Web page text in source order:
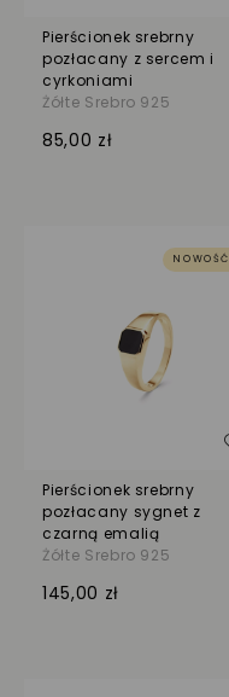
Pierścionek srebrny
pozłacany z sercem i
cyrkoniami
Żółte Srebro 925
85,00 zł
NOWOŚĆ
Pierścionek srebrny
pozłacany sygnet z
czarną emalią
Żółte Srebro 925
145,00 zł